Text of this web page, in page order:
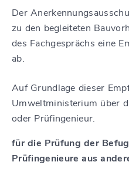
Der
zu den begleiteten
des Fachgesprächs eine
ab.
Auf Grundlage dieser
Umweltministerium über
oder Prüfingenieur.
für die Prüfung der
Prüfingenieure aus